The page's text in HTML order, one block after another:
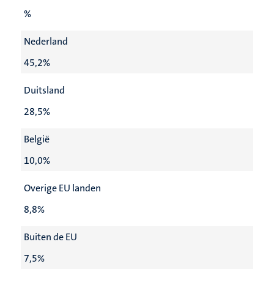
%
Nederland
45,2%
Duitsland
28,5%
België
10,0%
Overige EU landen
8,8%
Buiten de EU
7,5%